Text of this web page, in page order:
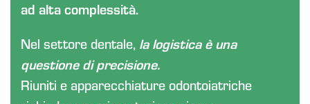
ad alta complessità.
Nel settore dentale, la logistica è una
questione di precisione.
Riuniti e apparecchiature odontoiatriche